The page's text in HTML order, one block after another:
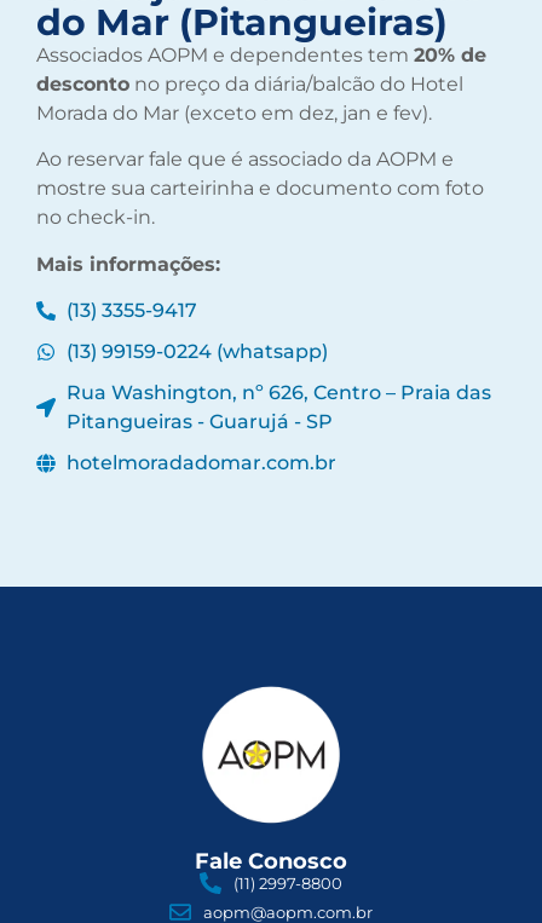
do Mar (Pitangueiras)
Associados AOPM e dependentes tem 20% de
desconto no preço da diária/balcão do Hotel
Morada do Mar (exceto em dez, jan e fev).
Ao reservar fale que é associado da AOPM e
mostre sua carteirinha e documento com foto
no check-in.
Mais informações:
(13) 3355-9417
(13) 99159-0224 (whatsapp)
Rua Washington, nº 626, Centro – Praia das
Pitangueiras - Guarujá - SP
hotelmoradadomar.com.br
Fale Conosco
(11) 2997-8800
aopm@aopm.com.br